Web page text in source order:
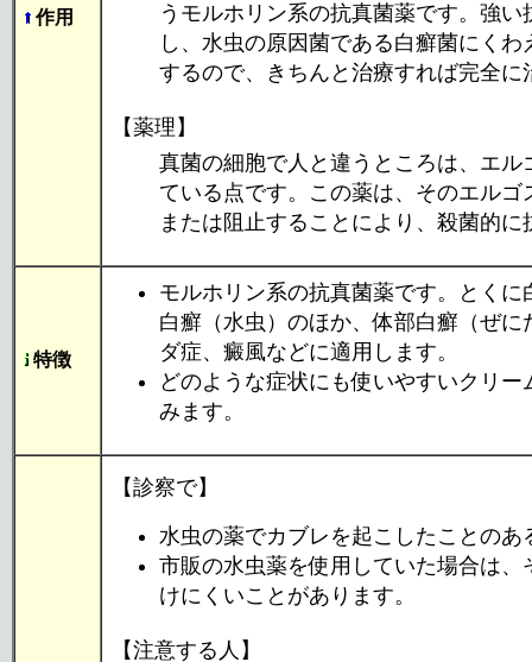
作用
うモルホリン系の抗真菌薬です。強
し、水虫の原因菌である白癬菌にく
するので、きちんと治療すれば完全に
【薬理】
真菌の細胞で人と違うところは、エ
ている点です。この薬は、そのエル
または阻止することにより、殺菌的
特徴
モルホリン系の抗真菌薬です。とく
白癬（水虫）のほか、体部白癬（ぜ
ダ症、癜風などに適用します。
どのような症状にも使いやすいクリ
みます。
【診察で】
水虫の薬でカブレを起こしたことの
市販の水虫薬を使用していた場合は
けにくいことがあります。
【注意する人】